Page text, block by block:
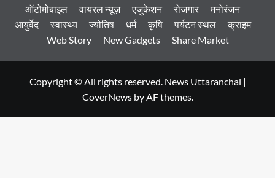
ऑटोमोबाइल
वायरल न्यूज़ एजुकेशन रोजगार
मनोरंजन
आयुर्वेद
स्वास्थ्य ज्योतिष धर्म कृषि पर्यटन स्थल
क्राइम
Web Story
New Gadgets Share Market
Copyright © All rights reserved. News Uttaranchal |
CoverNewsby AF themes.